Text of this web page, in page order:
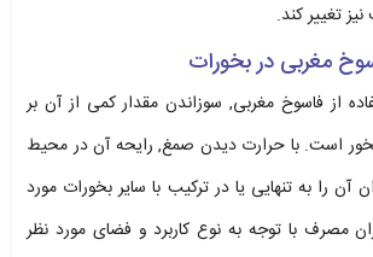
تغییر کند.
مغربی در بخورات
از فاسوخ مغربی, سوزاندن مقدار کمی از آن بر
است. با حرارت دیدن صمغ, رایحه آن در محیط
را به تنهایی یا در ترکیب با سایر بخورات مورد
مصرف با توجه به نوع کاربرد و فضای مورد نظر